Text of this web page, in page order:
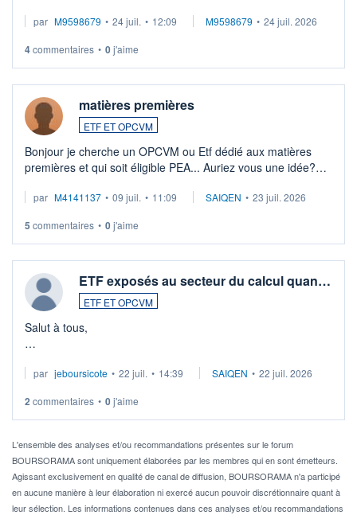
veux procéder à la vente, on me signale ...
par M9598679 • 24 juil. • 12:09 M9598679 • 24 juil. 2026
4commentaires • 0j'aime
matières premières
ETF ET OPCVM
Bonjour je cherche un OPCVM ou Etf dédié aux matières
premières et qui soit éligible PEA... Auriez vous une idée?
par M4141137 • 09 juil. • 11:09 SAIQEN • 23 juil. 2026
5 commentaires • 0j'aime
ETF exposés au secteur du calcul quan…
ETF ET OPCVM
Salut à tous,
via un ETF plutôt que des actions individuelles.
Idéalement, je voudrais qu'il soit éligible au PEA.
Pour l' ...
par jeboursicote • 22 juil. • 14:39 SAIQEN • 22 juil. 2026
2 commentaires • 0j'aime
L'ensemble des analyses et/ou recommandations présentes sur le forum
BOURSORAMA sont uniquement élaborées par les membres qui en sont émetteurs.
Agissant exclusivement en qualité de canal de diffusion, BOURSORAMA n'a participé
en aucune manière à leur élaboration ni exercé aucun pouvoir discrétionnaire quant à
leur sélection. Les informations contenues dans ces analyses et/ou recommandations